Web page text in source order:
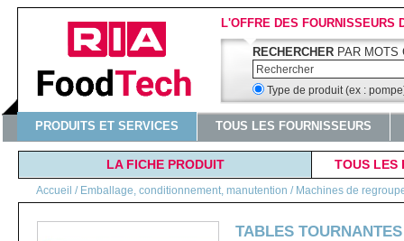
L'OFFRE DES FOURNISSEURS
RECHERCHER PAR MOTS
Type de produit (ex :
PRODUITS ET SERVICES TOUS LES FOURNISSEURS
LA FICHE PRODUIT TOUS LES
Accueil / Emballage, conditionnement, manutention / Machines de
TABLES TOURNANTES